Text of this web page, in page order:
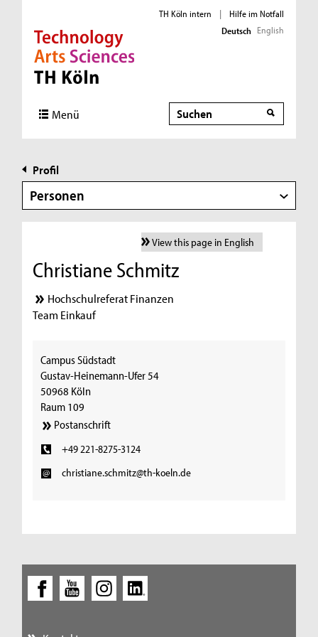
Direkt zur Hauptnavigation
Direkt zur Subnavigation
Direkt zum Inhalt
Direkt zum Fußbereich
TH Köln intern |
Hilfe im Notfall
Deutsch English
Menü Suche
Profil
Personen
View this page in English
Christiane Schmitz
Hochschulreferat Finanzen
Team Einkauf
Campus Südstadt
Gustav-Heinemann-Ufer 54
50968 Köln
Raum 109
Postanschrift
+49 221-8275-3124
christiane.schmitz@th-koeln.de